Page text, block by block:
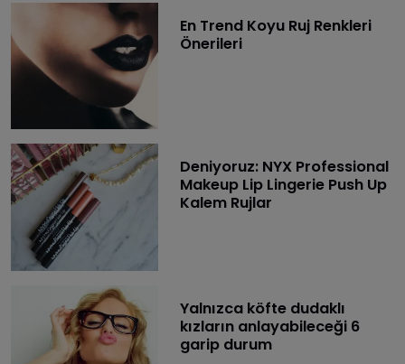
En Trend Koyu Ruj Renkleri
Önerileri
Deniyoruz: NYX Professional
Makeup Lip Lingerie Push Up
Kalem Rujlar
Yalnızca köfte dudaklı
kızların anlayabileceği 6
garip durum